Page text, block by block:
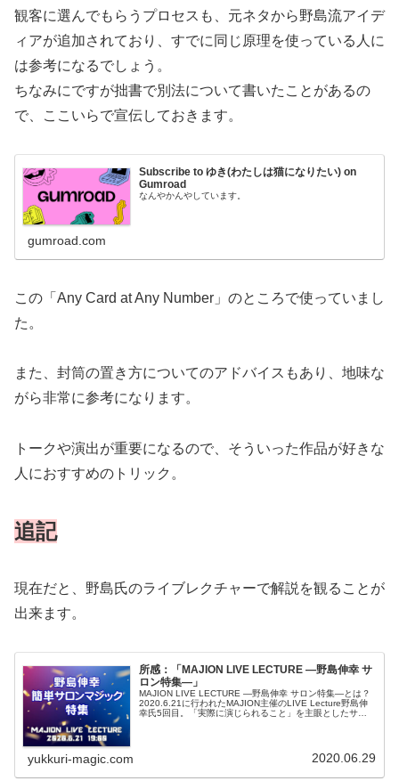
観客に選んでもらうプロセスも、元ネタから野島流アイデ
ィアが追加されており、すでに同じ原理を使っている人に
は参考になるでしょう。
ちなみにですが拙書で別法について書いたことがあるの
で、ここいらで宣伝しておきます。
Subscribe to ゆき(わたしは猫になりたい) on
Gumroad
なんやかんやしています。
gumroad.com
この「Any Card at Any Number」のところで使っていまし
た。
また、封筒の置き方についてのアドバイスもあり、地味な
がら非常に参考になります。
トークや演出が重要になるので、そういった作品が好きな
人におすすめのトリック。
追記
現在だと、野島氏のライブレクチャーで解説を観ることが
出来ます。
所感：「MAJION LIVE LECTURE ―野島伸幸 サ
ロン特集―」
MAJION LIVE LECTURE ―野島伸幸 サロン特集―とは？
2020.6.21に行われたMAJION主催のLIVE Lecture野島伸
幸氏5回目。「実際に演じられること」を主眼としたサロ
yukkuri-magic.com 2020.06.29